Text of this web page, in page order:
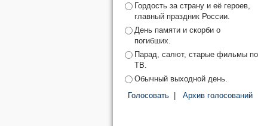
Гордость за страну и её героев,
главный праздник России.
День памяти и скорби о
погибших.
Парад, салют, старые фильмы по
ТВ.
Обычный выходной день.
Голосовать
Архив голосований